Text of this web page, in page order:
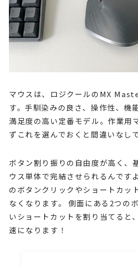
マウスは、ロジクールのMX
す。手馴染みの良さ、操作性、機
満足度の高い定番モデル。作業用
ずこれを選んでおくと間違いなしで
ボタン割り振りの自由度が高く、
ウス単体で完結させられるんです
のボタンクリックやショートカッ
なくなります。 側面にある2つの
いショートカットを割り当てると
速になります！